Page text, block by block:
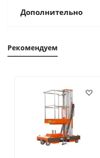
Дополнительно
Рекомендуем